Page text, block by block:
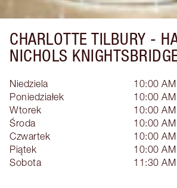
CHARLOTTE TILBURY -
NICHOLS
Niedziela
10:00
Poniedziałek
10:00
Wtorek
10:00
Środa
10:00
Czwartek
10:00
Piątek
10:00
Sobota
11:30